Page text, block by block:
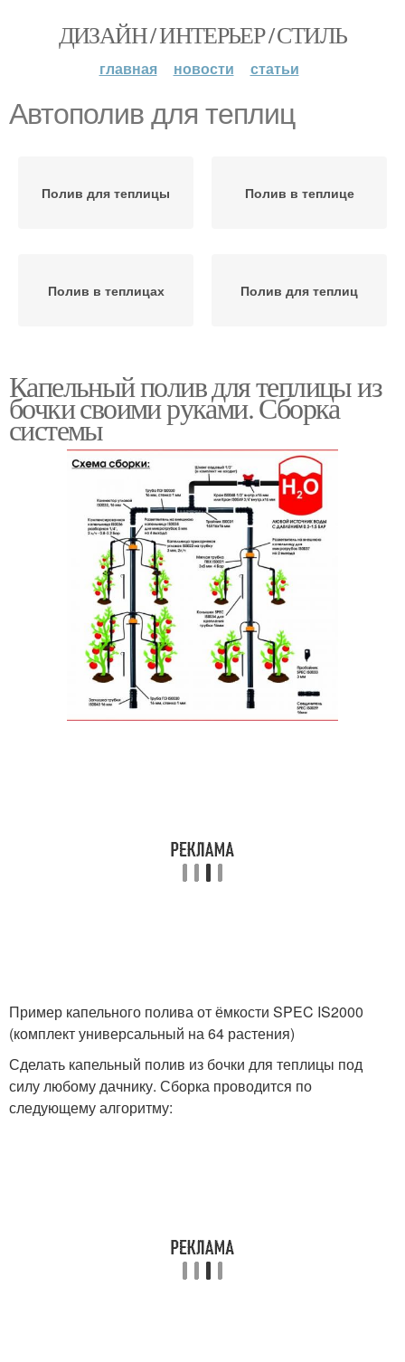
ДИЗАЙН / ИНТЕРЬЕР / СТИЛЬ
главная новости статьи
Автополив для теплиц
Полив для теплицы Полив в теплице
Полив в теплицах Полив для теплиц
Капельный полив для теплицы из
бочки своими руками. Сборка
системы
Пример капельного полива от ёмкости SPEC IS2000
(комплект универсальный на 64 растения)
Сделать капельный полив из бочки для теплицы под
силу любому дачнику. Сборка проводится по
следующему алгоритму: